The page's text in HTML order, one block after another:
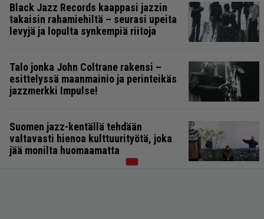
Black Jazz Records kaappasi jazzin
takaisin rahamiehiltä – seurasi upeita
levyjä ja lopulta synkempiä riitoja
Talo jonka John Coltrane rakensi –
esittelyssä maanmainio ja perinteikäs
jazzmerkki Impulse!
Suomen jazz-kentällä tehdään
valtavasti hienoa kulttuurityötä, joka
jää monilta huomaamatta